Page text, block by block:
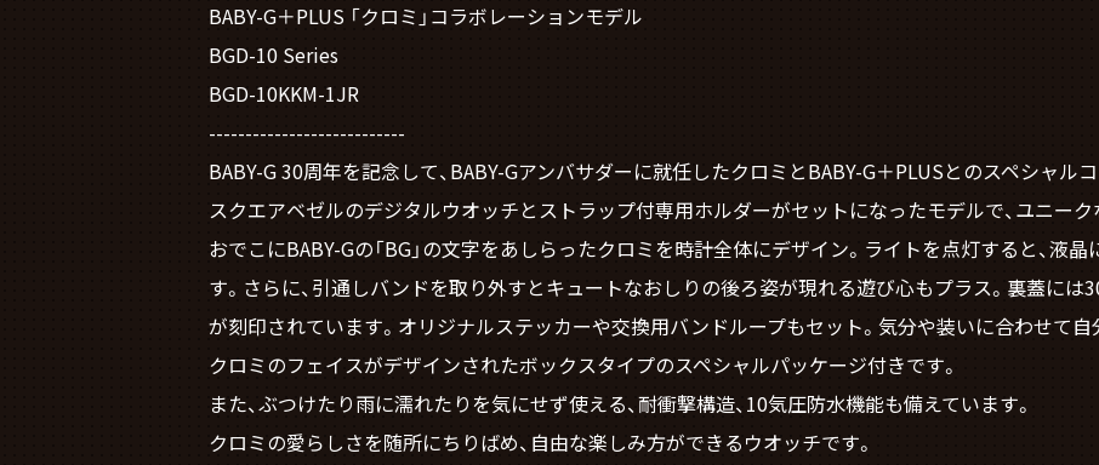
BABY-G＋PLUS 「クロミ」コラボレーションモデル
BGD-10 Series
BGD-10KKM-1JR
---------------------------
BABY-G 30周年を記念して、BABY-Gアンバサダーに就任したクロミとBABY-G＋PLUSとのスペシャル
スクエアベゼルのデジタルウオッチとストラップ付専用ホルダーがセットになったモデルで、ユニーク
おでこにBABY-Gの「BG」の文字をあしらったクロミを時計全体にデザイン。ライトを点灯すると、液
す。さらに、引通しバンドを取り外すとキュートなおしりの後ろ姿が現れる遊び心もプラス。裏蓋に
が刻印されています。オリジナルステッカーや交換用バンドループもセット。気分や装いに合わせて自
クロミのフェイスがデザインされたボックスタイプのスペシャルパッケージ付きです。
また、ぶつけたり雨に濡れたりを気にせず使える、耐衝撃構造、10気圧防水機能も備えています。
クロミの愛らしさを随所にちりばめ、自由な楽しみ方ができるウオッチです。